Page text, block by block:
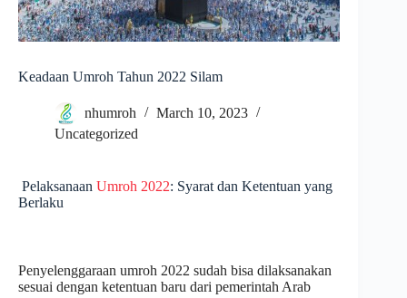
Keadaan Umroh Tahun 2022 Silam
nhumroh
March 10, 2023
Uncategorized
Pelaksanaan Umroh 2022: Syarat dan Ketentuan yang
Berlaku
Penyelenggaraan umroh 2022 sudah bisa dilaksanakan
sesuai dengan ketentuan baru dari pemerintah Arab